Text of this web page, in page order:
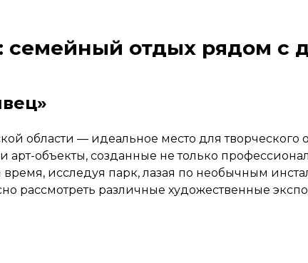
семейный отдых рядом с
области — идеальное место для творческого
арт-объекты, созданные не только
исследуя парк, лазая по необычным
рассмотреть различные художественные